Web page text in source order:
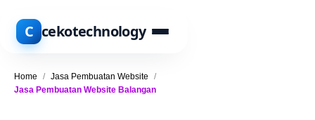
C cekotechnology
Home / Jasa Pembuatan Website
/
Jasa Pembuatan Website Balangan